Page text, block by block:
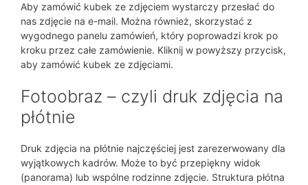
Aby zamówić kubek ze zdjęciem wystarczy przesłać do
nas zdjęcie na e-mail. Można również, skorzystać z
wygodnego panelu zamówień, który poprowadzi krok po
kroku przez całe zamówienie. Kliknij w powyższy przycisk,
aby zamówić kubek ze zdjęciami.
Fotoobraz – czyli druk zdjęcia na
płótnie
Druk zdjęcia na płótnie najczęściej jest zarezerwowany dla
wyjątkowych kadrów. Może to być przepiękny widok
(panorama) lub wspólne rodzinne zdjęcie. Struktura płótna